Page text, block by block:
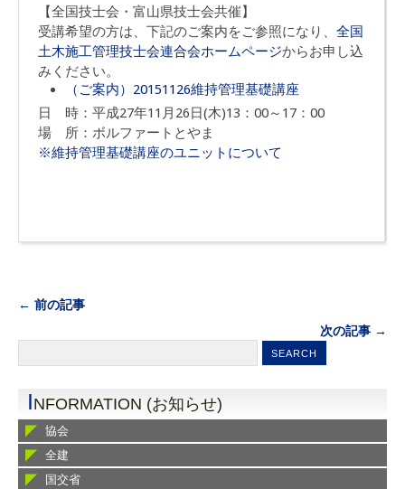
【全国技士会・富山県技士会共催】
受講希望の方は、下記のご案内をご参照になり、全国
土木施工管理技士会連合会ホームページからお申し込
みください。
（ご案内）20151126維持管理基礎講座
日 時：平成27年11月26日(木)13：00～17：00
場 所：ボルファートとやま
※維持管理基礎講座のユニットについて
← 前の記事
次の記事 →
INFORMATION (お知らせ)
協会
全建
国交省